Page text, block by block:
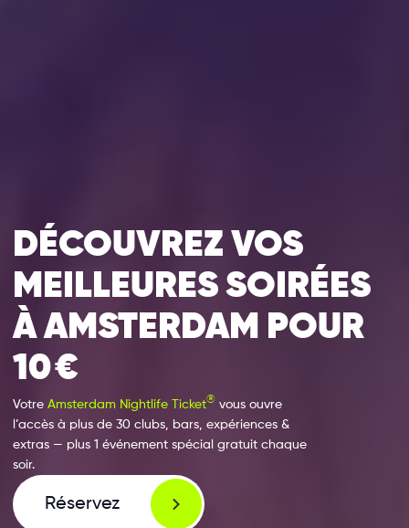
DÉCOUVREZ VOS
MEILLEURES SOIRÉES
À AMSTERDAM POUR
10 €
Votre Amsterdam Nightlife Ticket® vous ouvre
l’accès à plus de 30 clubs, bars, expériences &
extras — plus 1 événement spécial gratuit chaque
soir.
Réservez